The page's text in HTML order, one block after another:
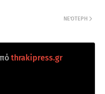
ΝΕΌΤΕΡΗ
thrakipress.gr